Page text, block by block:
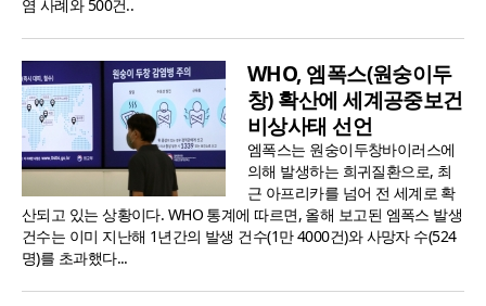
염 사례와 500건..
WHO, 엠폭스(원숭이두
창) 확산에 세계공중보건
비상사태 선언
엠폭스는 원숭이두창바이러스에
의해 발생하는 희귀질환으로, 최
근 아프리카를 넘어 전 세계로 확
산되고 있는 상황이다. WHO 통계에 따르면, 올해 보고된 엠폭스 발생
건수는 이미 지난해 1년간의 발생 건수(1만 4000건)와 사망자 수(524
명)를 초과했다...